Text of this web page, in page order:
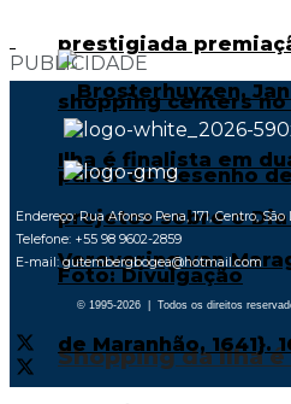
Shopping da Ilha
PUBLICIDADE
Endereço: Rua Afonso Pena, 171, Centro,
Telefone: +55 98 9602-2859
E-mail: gutembergbogea@hotmail.com
© 1995-2026 | Todos os direitos